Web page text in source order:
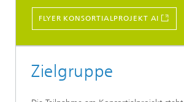
FLYER KONSORTIALPROJEKT AI
Zielgruppe